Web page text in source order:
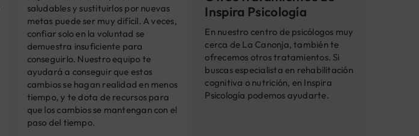
saludables y sustituirlos por nuevas
metas puede ser muy difícil. A veces,
confiar solo en la voluntad se
demuestra insuficiente para
conseguirlo. Nuestro equipo te
ayudará a conseguir que estos
cambios se hagan realidad en menos
tiempo, y te dota de recursos para
que los cambios se mantengan con el
paso del tiempo.
Inspira Psicología
En nuestro centro de psicólogos muy
cerca de La Canonja, también te
ofrecemos otros tratamientos. Si
buscas especialista en rehabilitación
cognitiva o nutrición, en Inspira
Psicología podemos ayudarte.